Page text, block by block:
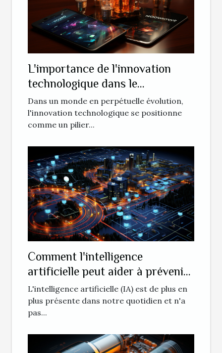
L'importance de l'innovation
technologique dans le
développement des entreprises
Dans un monde en perpétuelle évolution,
l'innovation technologique se positionne
comme un pilier...
Comment l'intelligence
artificielle peut aider à prévenir
les accidents de la route
L'intelligence artificielle (IA) est de plus en
plus présente dans notre quotidien et n'a
pas...